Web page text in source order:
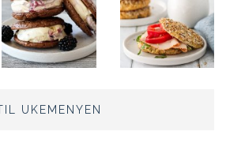
UKEMENYEN